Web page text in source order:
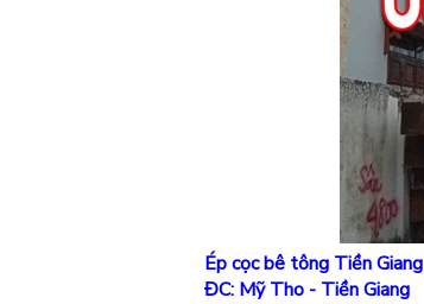
Ép cọc bê tông Tiền Giang
ĐC: Mỹ Tho - Tiền Giang